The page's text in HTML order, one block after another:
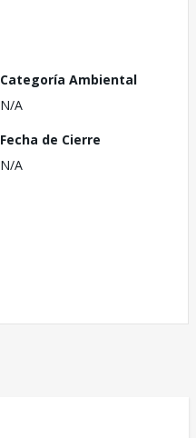
Categoría Ambiental
N/A
Fecha de Cierre
N/A